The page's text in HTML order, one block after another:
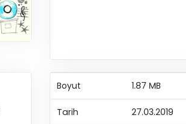
Boyut 1.87 MB
Tarih 27.03.2019